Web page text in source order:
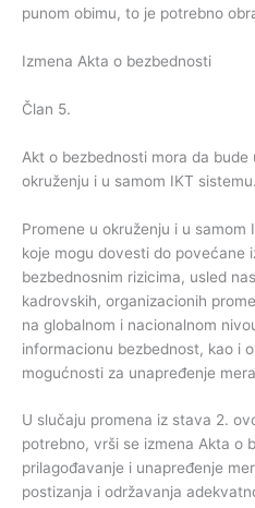
punom obimu, to je potrebno
Izmena Akta o bezbednosti
Član 5.
Akt o bezbednosti mora da bude
okruženju i u samom IKT sistemu.
Promene u okruženju i u samom
koje mogu dovesti do povećane
bezbednosnim rizicima, usled
kadrovskih, organizacionih
na globalnom i nacionalnom
informacionu bezbednost, kao i
mogućnosti za unapređenje
U slučaju promena iz stava 2.
potrebno, vrši se izmena Akta o
prilagođavanje i unapređenje
postizanja i održavanja